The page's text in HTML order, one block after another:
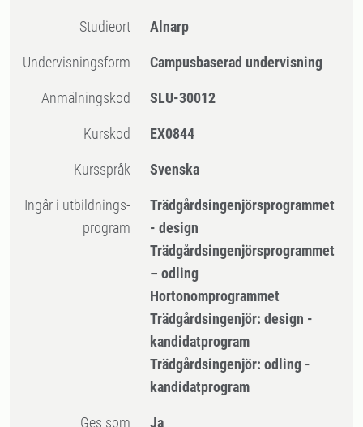
Studieort Alnarp
Undervisningsform Campusbaserad undervisning
Anmälningskod SLU-30012
Kurskod EX0844
Kursspråk Svenska
Ingår i utbildnings-
program
Trädgårdsingenjörsprogrammet
- design
Trädgårdsingenjörsprogrammet
– odling
Hortonomprogrammet
Trädgårdsingenjör: design -
kandidatprogram
Trädgårdsingenjör: odling -
kandidatprogram
Ges som Ja